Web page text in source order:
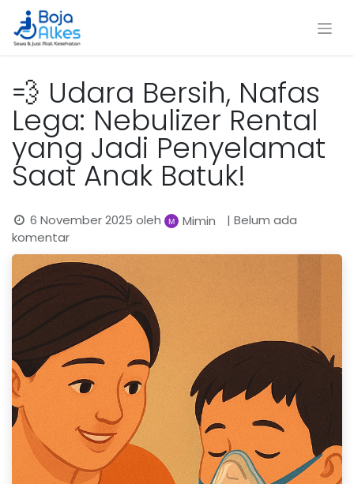
💨 Udara Bersih, Nafas
Lega: Nebulizer Rental
yang Jadi Penyelamat
Saat Anak Batuk!
6 November 2025 oleh Mimin
| Belum ada
komentar